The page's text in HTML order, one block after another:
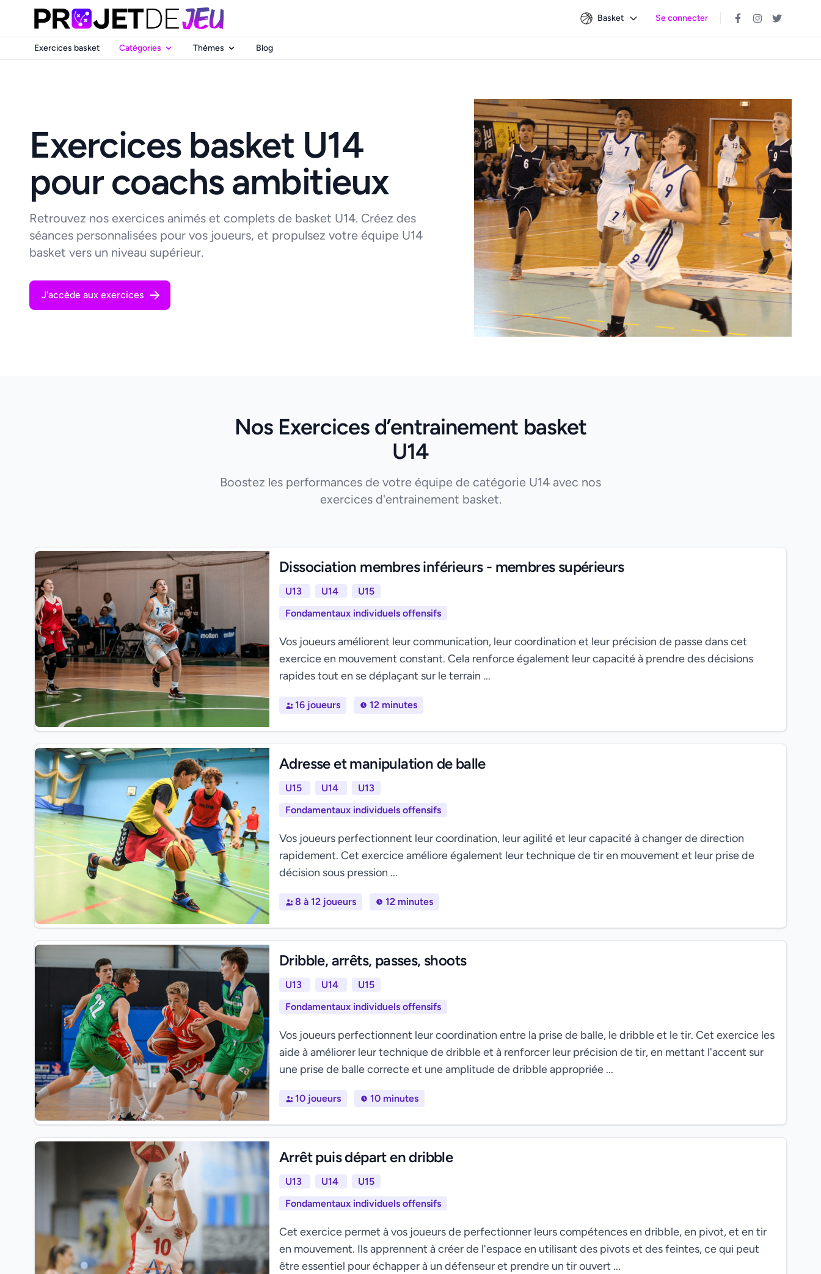
Basket Se connecter
Exercices basket Catégories Thèmes Blog
Exercices basket U14
pour coachs ambitieux
Retrouvez nos exercices animés et complets de basket U14. Créez des
séances personnalisées pour vos joueurs, et propulsez votre équipe U14
basket vers un niveau supérieur.
J'accède aux exercices
Nos Exercices d’entrainement basket
U14
Boostez les performances de votre équipe de catégorie U14 avec nos
exercices d'entrainement basket.
Dissociation membres inférieurs - membres supérieurs
U13 U14
U15
Fondamentaux individuels offensifs
Vos joueurs améliorent leur communication, leur coordination et leur précision de passe dans cet
exercice en mouvement constant. Cela renforce également leur capacité à prendre des décisions
rapides tout en se déplaçant sur le terrain ...
16 joueurs 12 minutes
Adresse et manipulation de balle
U15 U14
U13
Fondamentaux individuels offensifs
Vos joueurs perfectionnent leur coordination, leur agilité et leur capacité à changer de direction
rapidement. Cet exercice améliore également leur technique de tir en mouvement et leur prise de
décision sous pression ...
8 à 12 joueurs 12 minutes
Dribble, arrêts, passes, shoots
U13 U14
U15
Fondamentaux individuels offensifs
Vos joueurs perfectionnent leur coordination entre la prise de balle, le dribble et le tir. Cet exercice les
aide à améliorer leur technique de dribble et à renforcer leur précision de tir, en mettant l'accent sur
une prise de balle correcte et une amplitude de dribble appropriée ...
10 joueurs 10 minutes
Arrêt puis départ en dribble
U13 U14
U15
Fondamentaux individuels offensifs
Cet exercice permet à vos joueurs de perfectionner leurs compétences en dribble, en pivot, et en tir
en mouvement. Ils apprennent à créer de l'espace en utilisant des pivots et des feintes, ce qui peut
être essentiel pour échapper à un défenseur et prendre un tir ouvert ...